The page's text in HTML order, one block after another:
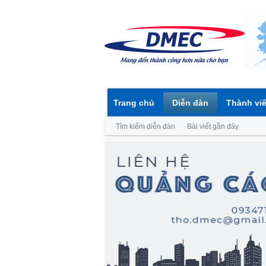
Trang chủ Diễn đàn
Tìm kiếm diễn đàn Bài viết gần đây
Thành